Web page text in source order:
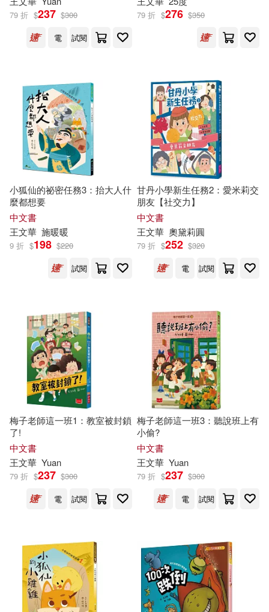
王文華、林世仁等(1)
王文華、林哲璋、賴曉珍 等(1)
仁...等(1)
王文華著(1)
王文華，多娜，徐建國，大尉(1)
王文華，王宇清，劉伯樂，劉思
源，劉清彥，陳沛慈(1)
王文華，王曦著(1)
王文華，王衛星（主編）(1)
王文華，貓魚(1)
王文華，賈川，宋健（主編）(1)
王文華，賴以威，BO2，黃哲宏(1)
王文華，賴馬(1)
王文華，陳希耘，徐建國，施佩吟
王方華(1) 王明偉(1)
王淑芬、哲也、林世仁、管家琪周
姚萍、賴曉珍、王家珍 王文華、張
家驊、兔子波西(1)
華東理工大學出版社(1)
萬卷樓(1)
軍事科學出版社(1)
農業部農糧署(1)
連環畫出版社(1)
鄭州大學出版社(1)
陝西人民出版社(1)
香港中文大學(1) 鼎文(1)
79 折 $237 $300
電
試閱
79 折 $276 $350
小狐仙的祕密任務3：抬大人什
麼都想要
中文書
王文華 施暖暖
9 折 $198 $220
試閱
甘丹小學新生任務2：愛米莉交
朋友【社交力】
中文書
王文華 奧黛莉圓
79 折 $252 $320
電
試閱
梅子老師這一班1：教室被封鎖
了!
中文書
王文華 Yuan
79 折 $237 $300
電
試閱
梅子老師這一班3：聽說班上有
小偷?
中文書
王文華 Yuan
79 折 $237 $300
電
試閱